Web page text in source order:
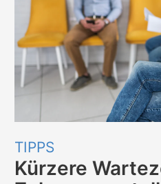
TIPPS
Kürzere